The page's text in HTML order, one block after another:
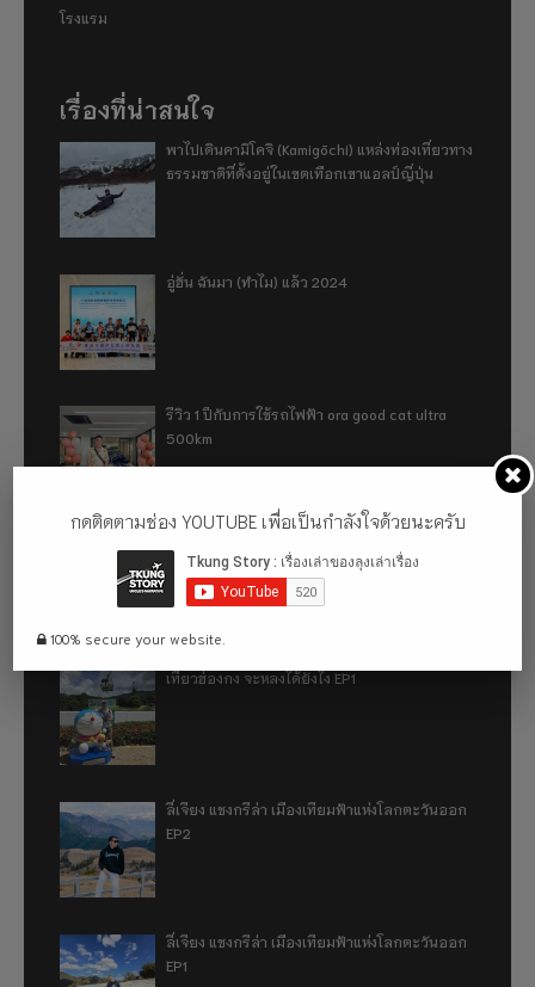
โรงแรม
เรื่องที่น่าสนใจ
พาไปเดินคามิโคจิ (Kamigōchi) แหล่งท่องเที่ยวทาง
ธรรมชาติที่ตั้งอยู่ในเขตเทือกเขาแอลป์ญี่ปุ่น
อู่ฮั่น ฉันมา (ทำไม) แล้ว 2024
รีวิว 1 ปีกับการใช้รถไฟฟ้า ora good cat ultra
500km
เที่ยวฮ่องกง จะหลงได้ยังไง EP1
ลี่เจียง แชงกรีล่า เมืองเทียมฟ้าแห่งโลกตะวันออก
EP2
ลี่เจียง แชงกรีล่า เมืองเทียมฟ้าแห่งโลกตะวันออก
EP1
กดติดตามช่อง YOUTUBE เพื่อเป็นกำลังใจด้วยนะครับ
100% secure your website.